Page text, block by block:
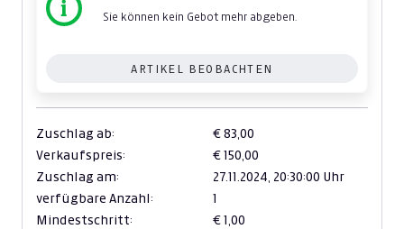
Sie können kein Gebot mehr abgeben.
ARTIKEL BEOBACHTEN
Zuschlag ab:
€ 83,00
Verkaufspreis:
€ 150,00
Zuschlag am:
27.11.2024, 20:30:00 Uhr
verfügbare Anzahl:
1
Mindestschritt:
€ 1,00